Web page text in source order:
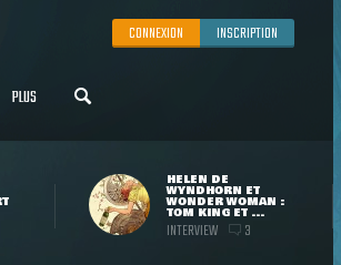
CONNEXION INSCRIPTION
PLUS
HELEN DE
WYNDHORN ET
WONDER WOMAN :
TOM KING ET ...
INTERVIEW 3